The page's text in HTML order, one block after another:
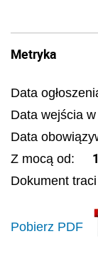
Metryka
Data
Data wejścia
Data
Z mocą od:
Dokument
Pobierz PDF